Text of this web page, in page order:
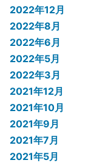
2022年12月
2022年8月
2022年6月
2022年5月
2022年3月
2021年12月
2021年10月
2021年9月
2021年7月
2021年5月